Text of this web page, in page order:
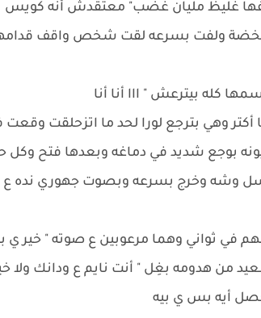
غليظ مليان غضب" معتقدش أنه كويس
ولفت بسرعه لقت شخص واقف قدامها
كله بيترعش " ااا أنا أنا
وهي بترجع لورا لحد ما اتزحلقت وقعت
بوجع شديد في دماغه وبعدها فتح وكل
وشه وخرج بسرعه وبصوت جهوري نده ع كل
في ثواني وهما مرعوبين ع صوته " خير ي
من هدومه بغِل " أنت نايم ع ودانك ولا
أيه بس ي بيه